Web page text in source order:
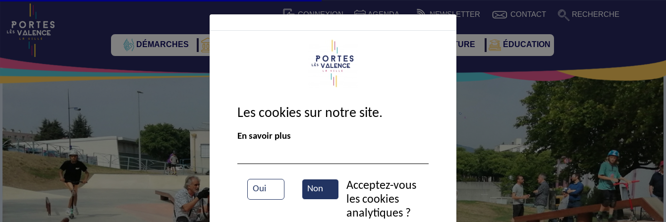
CONNEXION AGENDA NEWSLETTER CONTACT RECHERCHE
DÉMARCHES CADRE DE VIE SPORT ET CULTURE ÉDUCATION
Le skate park
Les cookies sur notre site.
En savoir plus
Oui Non
Acceptez-vous
les cookies
analytiques ?